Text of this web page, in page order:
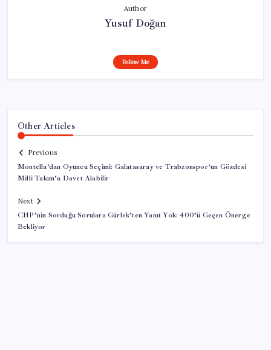
Author
Yusuf Doğan
Follow Me
Other Articles
Previous
Montella’dan Oyuncu Seçimi: Galatasaray ve Trabzonspor’un Gözdesi
Milli Takım’a Davet Alabilir
Next
CHP’nin Sorduğu Sorulara Gürlek’ten Yanıt Yok: 400’ü Geçen Önerge
Bekliyor